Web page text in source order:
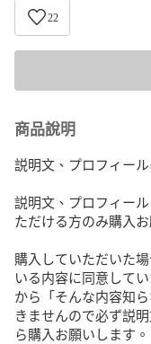
22
商品說明
説明文、プロフィー
説明文、プロフィー
ただける方のみ購入
購入していただいた
いる内容に同意して
から「そんな内容知
きませんので必ず説
ら購入お願いします。